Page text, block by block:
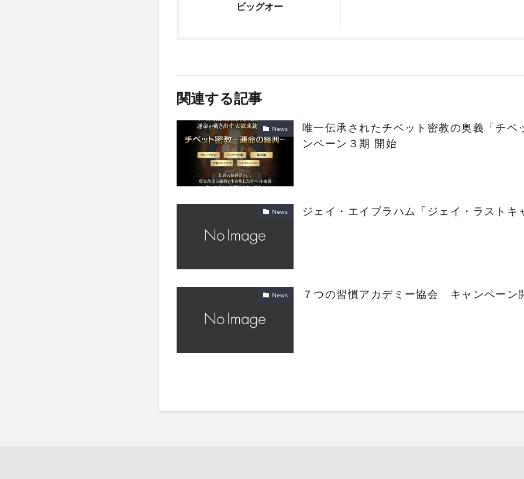
ビッグオー
関連する記事
News
唯一伝承されたチベット密教の奥義「チベ
ンペーン３期 開始
News ジェイ・エイブラハム「ジェイ・ラストキ
News ７つの習慣アカデミー協会 キャンペーン